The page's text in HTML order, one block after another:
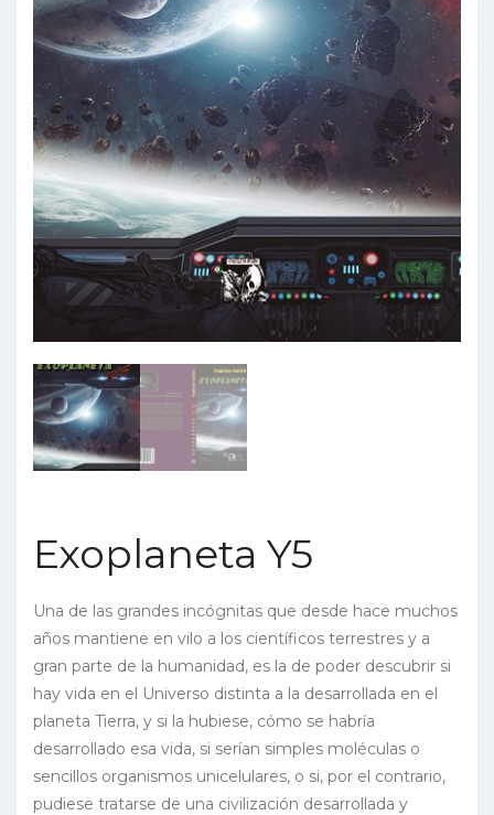
Exoplaneta Y5
Una de las grandes incógnitas que desde hace muchos
años mantiene en vilo a los científicos terrestres y a
gran parte de la humanidad, es la de poder descubrir si
hay vida en el Universo distinta a la desarrollada en el
planeta Tierra, y si la hubiese, cómo se habría
desarrollado esa vida, si serían simples moléculas o
sencillos organismos unicelulares, o si, por el contrario,
pudiese tratarse de una civilización desarrollada y